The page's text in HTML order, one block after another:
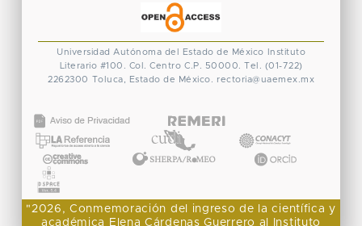
Universidad Autónoma del Estado de México
Instituto
Literario #100. Col. Centro C.P. 50000. Tel. (01-722)
2262300
Toluca, Estado de México. rectoria@uaemex.mx
"2026, Conmemoración del ingreso de la científica y
académica Elena Cárdenas Guerrero al Instituto